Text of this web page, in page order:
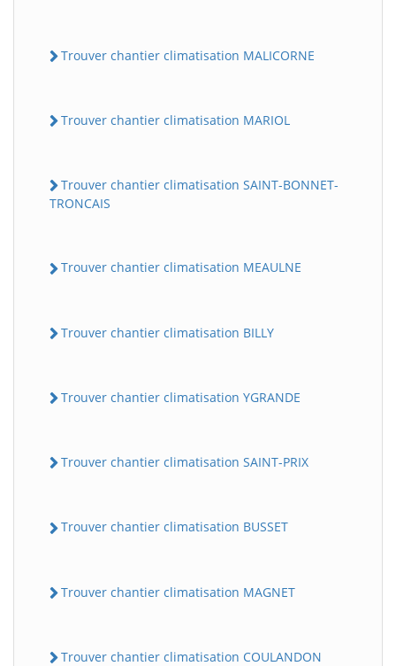
Trouver chantier climatisation MALICORNE
Trouver chantier climatisation MARIOL
Trouver chantier climatisation SAINT-BONNET-
TRONCAIS
Trouver chantier climatisation MEAULNE
Trouver chantier climatisation BILLY
Trouver chantier climatisation YGRANDE
Trouver chantier climatisation SAINT-PRIX
Trouver chantier climatisation BUSSET
Trouver chantier climatisation MAGNET
Trouver chantier climatisation COULANDON